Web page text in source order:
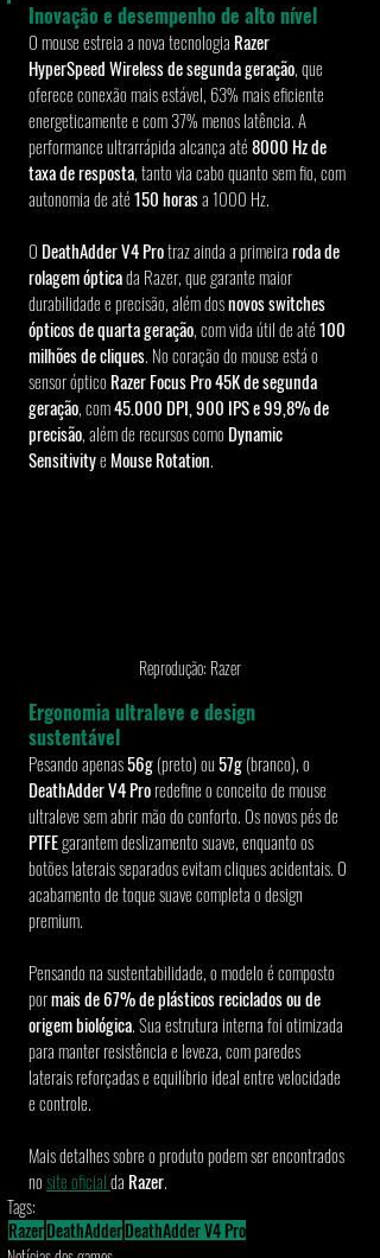
Inovação e desempenho de alto nível
O mouse estreia a nova tecnologia Razer
HyperSpeed Wireless de segunda geração, que
oferece conexão mais estável, 63% mais eficiente
energeticamente e com 37% menos latência. A
performance ultrarrápida alcança até 8000 Hz de
taxa de resposta, tanto via cabo quanto sem fio, com
autonomia de até 150 horas a 1000 Hz.
O DeathAdder V4 Pro traz ainda a primeira roda de
rolagem óptica da Razer, que garante maior
durabilidade e precisão, além dos novos switches
ópticos de quarta geração, com vida útil de até 100
milhões de cliques. No coração do mouse está o
sensor óptico Razer Focus Pro 45K de segunda
geração, com 45.000 DPI, 900 IPS e 99,8% de
precisão, além de recursos como Dynamic
Sensitivity e Mouse Rotation.
Reprodução: Razer
Ergonomia ultraleve e design
sustentável
Pesando apenas 56g (preto) ou 57g (branco), o
DeathAdder V4 Pro redefine o conceito de mouse
ultraleve sem abrir mão do conforto. Os novos pés de
PTFE garantem deslizamento suave, enquanto os
botões laterais separados evitam cliques acidentais. O
acabamento de toque suave completa o design
premium.
Pensando na sustentabilidade, o modelo é composto
por mais de 67% de plásticos reciclados ou de
origem biológica. Sua estrutura interna foi otimizada
para manter resistência e leveza, com paredes
laterais reforçadas e equilíbrio ideal entre velocidade
e controle.
Mais detalhes sobre o produto podem ser encontrados
no site oficial da Razer.
Tags:
RazerDeathAdderDeathAdder V4 Pro